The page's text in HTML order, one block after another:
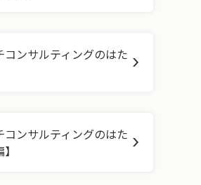
コンサルティングのはた
コンサルティングのはた